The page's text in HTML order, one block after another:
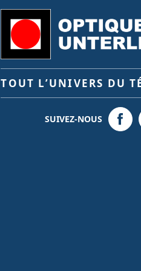
TOUT L’UNIVERS DU
SUIVEZ-NOUS